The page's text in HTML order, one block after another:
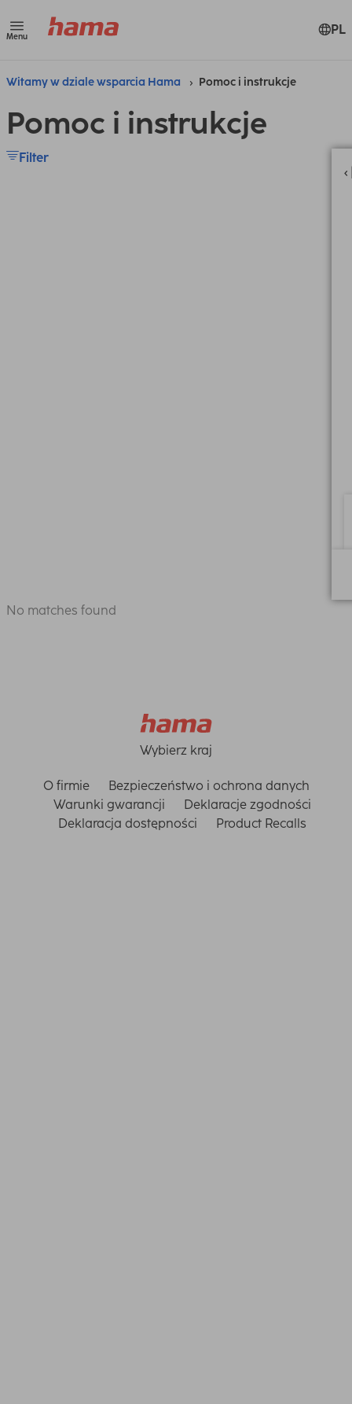
Menu PL
Witamy w dziale wsparcia Hama Pomoc i instrukcje
Pomoc i instrukcje
Filter
No matches found
Wybierz kraj
O firmie
Bezpieczeństwo i ochrona danych
Warunki gwarancji
Deklaracje zgodności
Deklaracja dostępności
Product Recalls